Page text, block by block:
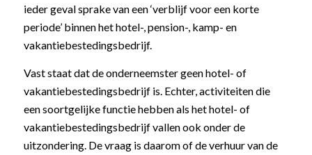
ieder geval sprake van een ‘verblijf voor een korte
periode’ binnen het hotel-, pension-, kamp- en
vakantiebestedingsbedrijf.
Vast staat dat de onderneemster geen hotel- of
vakantiebestedingsbedrijf is. Echter, activiteiten die
een soortgelijke functie hebben als het hotel- of
vakantiebestedingsbedrijf vallen ook onder de
uitzondering. De vraag is daarom of de verhuur van de